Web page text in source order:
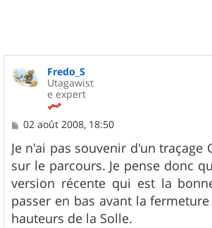
Fredo_S
Utagawist
e expert
M
s
s
a
g
e
02 août 2008, 18:50
Je n'ai pas souvenir d'un traçage
sur le parcours. Je pense donc
version récente qui est la
passer en bas avant la
hauteurs de la Solle.